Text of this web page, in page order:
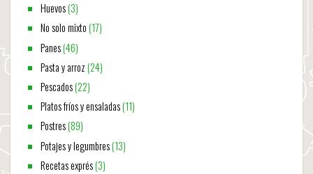
Huevos(3)
No solo mixto(17)
Panes(46)
Pasta y arroz(24)
Pescados(22)
Platos fríos y ensaladas(11)
Postres(89)
Potajes y legumbres(13)
Recetas exprés(3)